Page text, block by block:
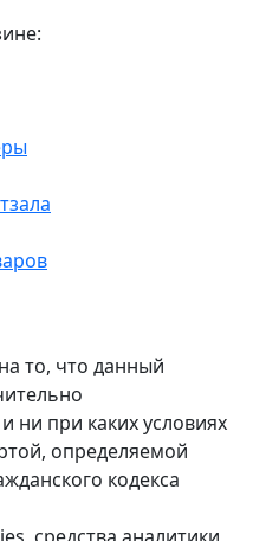
то, что данный
ни при каких условиях
определяемой
кодекса